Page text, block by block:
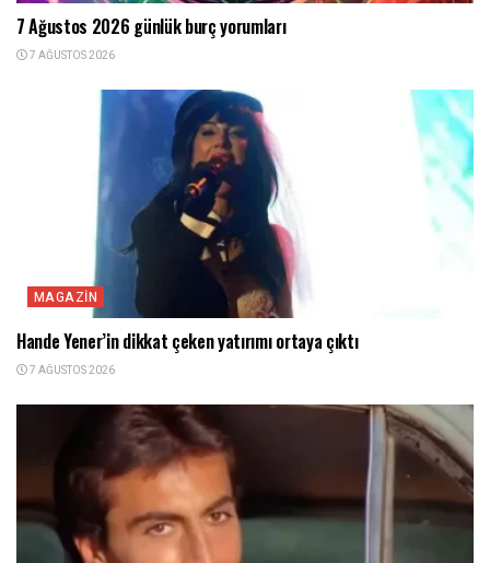
7 Ağustos 2026 günlük burç yorumları
7 AĞUSTOS 2026
MAGAZIN
Hande Yener’in dikkat çeken yatırımı ortaya çıktı
7 AĞUSTOS 2026